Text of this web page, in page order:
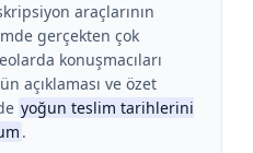
araçlarının
gerçekten çok
konuşmacıları
açıklaması ve özet
yoğun teslim tarihlerini
.